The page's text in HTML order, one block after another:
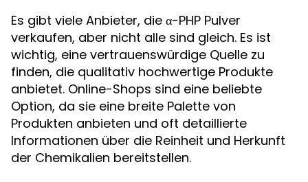
Es gibt viele Anbieter, die α-PHP Pulver
verkaufen, aber nicht alle sind gleich. Es ist
wichtig, eine vertrauenswürdige Quelle zu
finden, die qualitativ hochwertige Produkte
anbietet. Online-Shops sind eine beliebte
Option, da sie eine breite Palette von
Produkten anbieten und oft detaillierte
Informationen über die Reinheit und Herkunft
der Chemikalien bereitstellen.